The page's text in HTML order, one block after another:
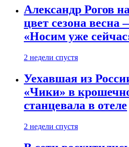
Александр Рогов
цвет сезона весна
«Носим уже
2 недели спустя
Уехавшая из
«Чики» в
станцевала в отеле
2 недели спустя